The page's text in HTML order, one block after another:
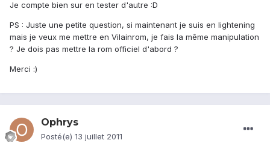
Je compte bien sur en tester d'autre :D
PS : Juste une petite question, si maintenant je suis en lightening
mais je veux me mettre en Vilainrom, je fais la même manipulation
? Je dois pas mettre la rom officiel d'abord ?
Merci :)
Ophrys
Posté(e) 13 juillet 2011